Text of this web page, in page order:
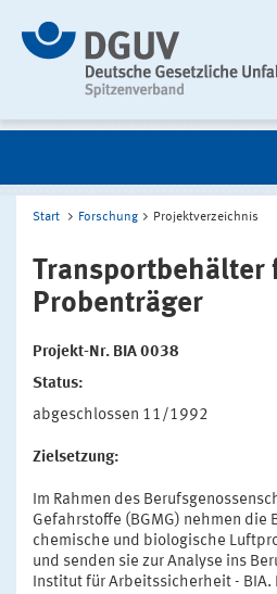
Start Forschung Projektverzeichnis
Transportbehälter
Probenträger
Projekt-Nr. BIA 0038
Status:
abgeschlossen 11/1992
Zielsetzung:
Im Rahmen des
Gefahrstoffe (BGMG) nehmen die
chemische und biologische
und senden sie zur Analyse ins
Institut für Arbeitssicherheit - BIA.